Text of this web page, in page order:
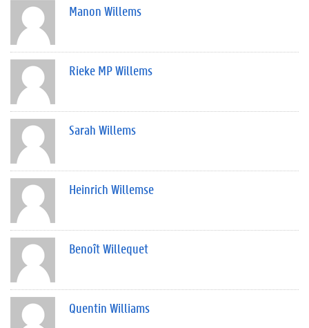
Manon Willems
Rieke MP Willems
Sarah Willems
Heinrich Willemse
Benoît Willequet
Quentin Williams